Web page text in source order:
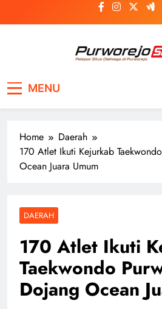
to
MENU
Home
Daerah
170 Atlet Ikuti Kejurkab
Ocean Juara Umum
DAERAH
170 Atlet Ikuti
Taekwondo
Dojang Ocean